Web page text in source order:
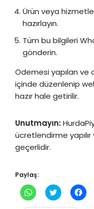
Ürün veya
hazırlayın.
Tüm bu bilgileri
gönderin.
Ödemesi yapılan ve
içinde düzenlenip
hazır hale getirilir.
Unutmayın:
ücretlendirme
geçerlidir.
Paylaş:
WhatsApp'ta
paylaşmak
Twitter
üzerinde